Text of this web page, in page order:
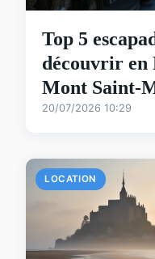
Top 5
découvrir en
Mont Saint-
20/07/2026 10:29
LOCATION